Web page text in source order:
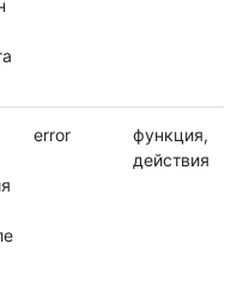
error
функция,
действия